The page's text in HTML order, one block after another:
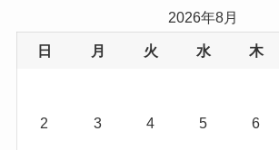
2026年8月
日 月 火 水 木
2 3 4 5 6